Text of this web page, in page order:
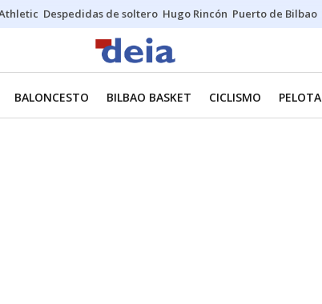
Despedidas de soltero Hugo Rincón Puerto de Bilbao
BALONCESTO BILBAO BASKET CICLISMO PELOTA